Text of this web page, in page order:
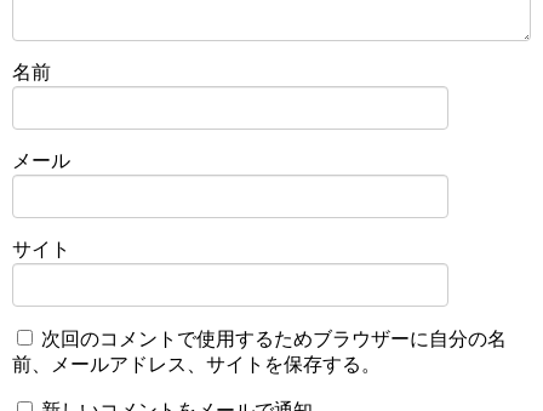
名前
メール
サイト
次回のコメントで使用するためブラウザーに自分の名
前、メールアドレス、サイトを保存する。